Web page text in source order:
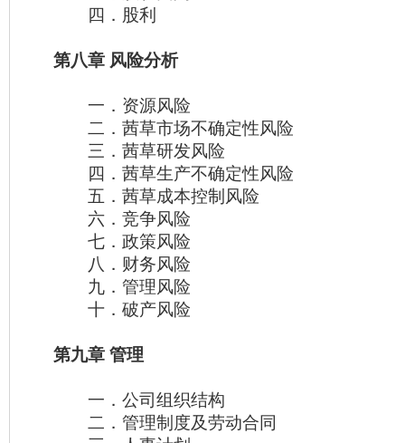
四．股利
第八章 风险分析
一．资源风险
二．茜草市场不确定性风险
三．茜草研发风险
四．茜草生产不确定性风险
五．茜草成本控制风险
六．竞争风险
七．政策风险
八．财务风险
九．管理风险
十．破产风险
第九章 管理
一．公司组织结构
二．管理制度及劳动合同